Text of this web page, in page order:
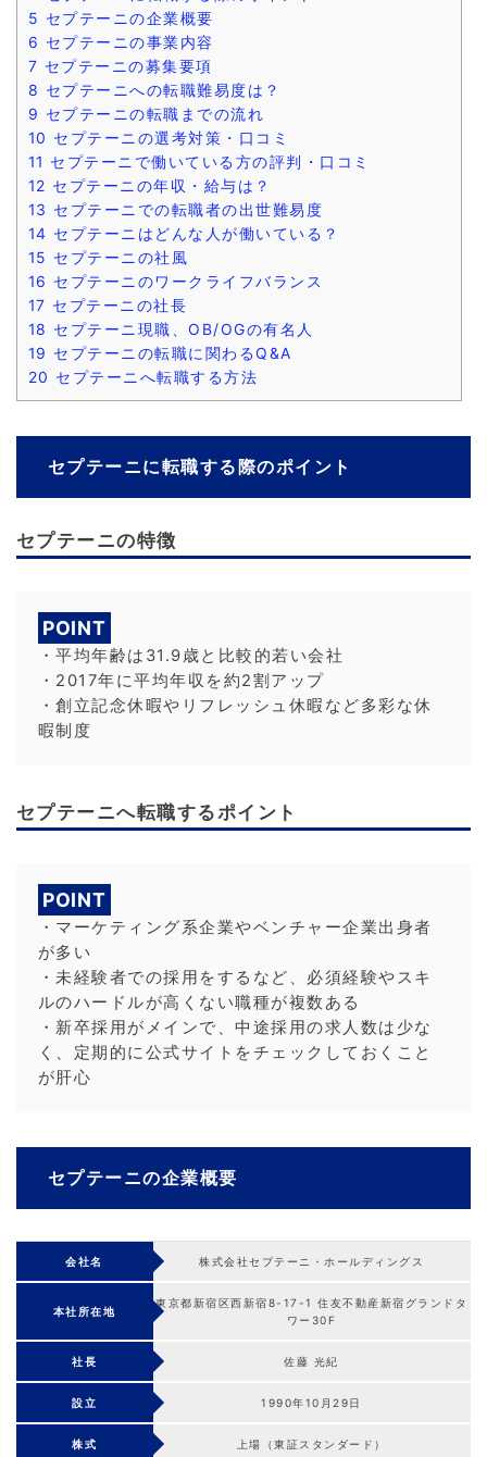
5 セプテーニの企業概要
6 セプテーニの事業内容
7 セプテーニの募集要項
8 セプテーニへの転職難易度は？
9 セプテーニの転職までの流れ
10 セプテーニの選考対策・口コミ
11 セプテーニで働いている方の評判・口コミ
12 セプテーニの年収・給与は？
13 セプテーニでの転職者の出世難易度
14 セプテーニはどんな人が働いている？
15 セプテーニの社風
16 セプテーニのワークライフバランス
17 セプテーニの社長
18 セプテーニ現職、OB/OGの有名人
19 セプテーニの転職に関わるQ&A
20 セプテーニへ転職する方法
セプテーニに転職する際のポイント
セプテーニの特徴
POINT
・平均年齢は31.9歳と比較的若い会社
・2017年に平均年収を約2割アップ
・創立記念休暇やリフレッシュ休暇など多彩な休
暇制度
セプテーニへ転職するポイント
POINT
・マーケティング系企業やベンチャー企業出身者
が多い
・未経験者での採用をするなど、必須経験やスキ
ルのハードルが高くない職種が複数ある
・新卒採用がメインで、中途採用の求人数は少な
く、定期的に公式サイトをチェックしておくこと
が肝心
セプテーニの企業概要
会社名 株式会社セプテーニ・ホールディングス
本社所在地
東京都新宿区西新宿8-17-1 住友不動産新宿グランドタ
ワー30F
社長 佐藤 光紀
設立 1990年10月29日
株式 上場（東証スタンダード）